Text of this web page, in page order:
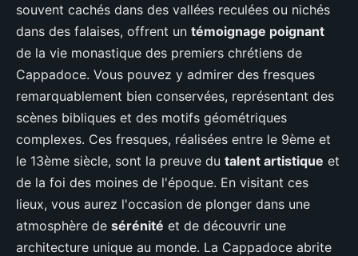
souvent cachés dans des vallées reculées ou nichés
dans des falaises, offrent un témoignage poignant
de la vie monastique des premiers chrétiens de
Cappadoce. Vous pouvez y admirer des fresques
remarquablement bien conservées, représentant des
scènes bibliques et des motifs géométriques
complexes. Ces fresques, réalisées entre le 9ème et
le 13ème siècle, sont la preuve du talent artistique et
de la foi des moines de l'époque. En visitant ces
lieux, vous aurez l'occasion de plonger dans une
atmosphère de sérénité et de découvrir une
architecture unique au monde. La Cappadoce abrite